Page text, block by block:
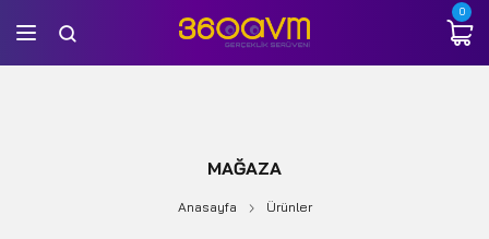
0
MAĞAZA
Anasayfa Ürünler